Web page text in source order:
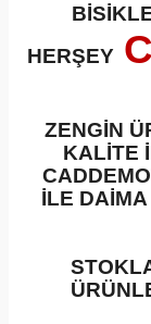
HERŞEY
ZENGİN
KALİTE
İLE